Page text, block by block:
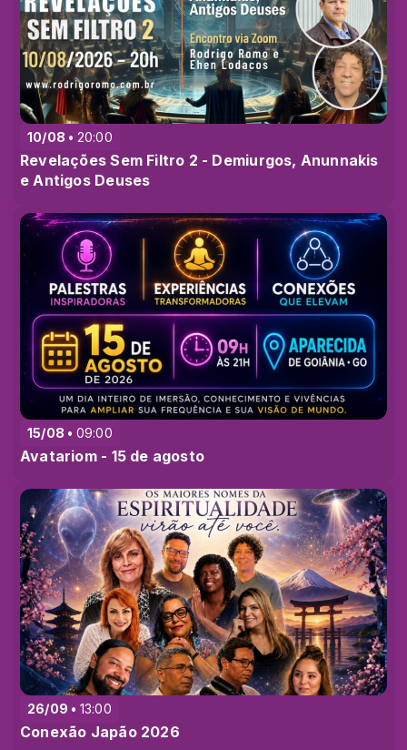
10/08 20:00
Revelações Sem Filtro 2 - Demiurgos, Anunnakis
e Antigos Deuses
15/08 09:00
Avatariom - 15 de agosto
26/09 13:00
Conexão Japão 2026